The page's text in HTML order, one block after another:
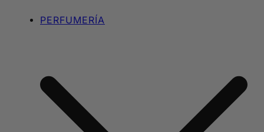
PERFUMERÍA